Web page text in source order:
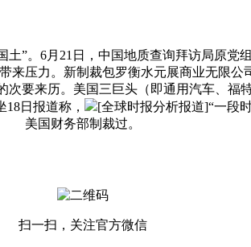
。6月21日，中国地质查询拜访局原党
压力。新制裁包罗衡水元展商业无限
要来历。美国三巨头（即通用汽车、福
日报道称，
[全球时报分析报道]“一段
美国财务部制裁过。
扫一扫，关注官方微信